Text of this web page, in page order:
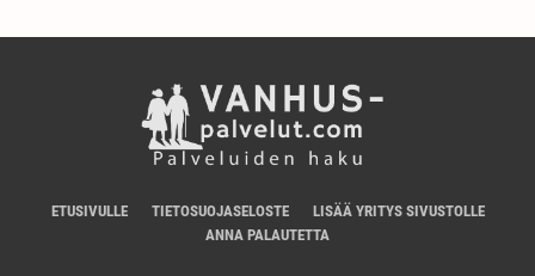
ETUSIVULLE TIETOSUOJASELOSTE
LISÄÄ YRITYS SIVUSTOLLE
ANNA PALAUTETTA